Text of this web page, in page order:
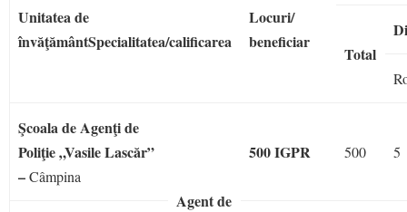
Unitatea de
învăţământSpecialitatea/calificarea
Locuri/
beneficiar
Total
Şcoala de Agenţi de
Poliţie „Vasile Lascăr”
–Câmpina
Agent de
500 IGPR 500 5